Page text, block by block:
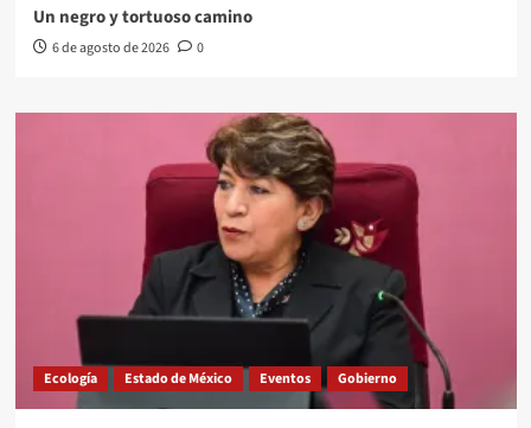
Un negro y tortuoso camino
6 de agosto de 2026 0
Ecología Estado de México Eventos Gobierno